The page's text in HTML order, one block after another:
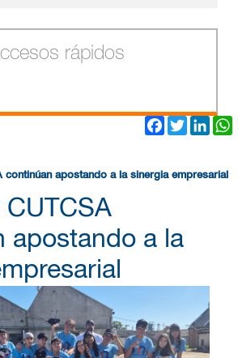
rápidos
Facebook
Twitter
continúan apostando a la sinergia empresarial
apostando a la